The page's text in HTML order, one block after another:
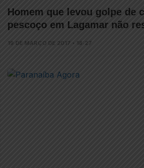
Homem que levou golpe de
pescoço em Lagamar não
19 DE MARÇO DE 2017 • 18:27